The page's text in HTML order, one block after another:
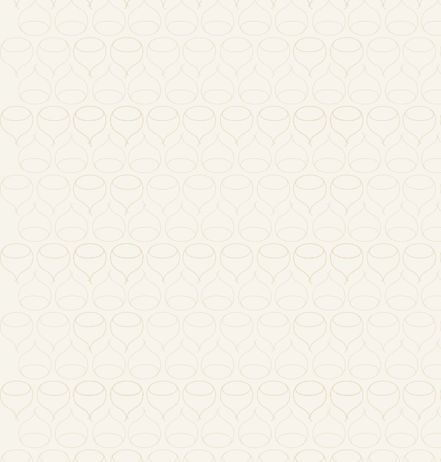
2023/10/11 ニュース 「ホセ・ポサーダ マロンペー
2015/09/11 商品情報 3年連続 モンドセレクション
2015/05/17 商品情報 2015年モンドセレクション 金